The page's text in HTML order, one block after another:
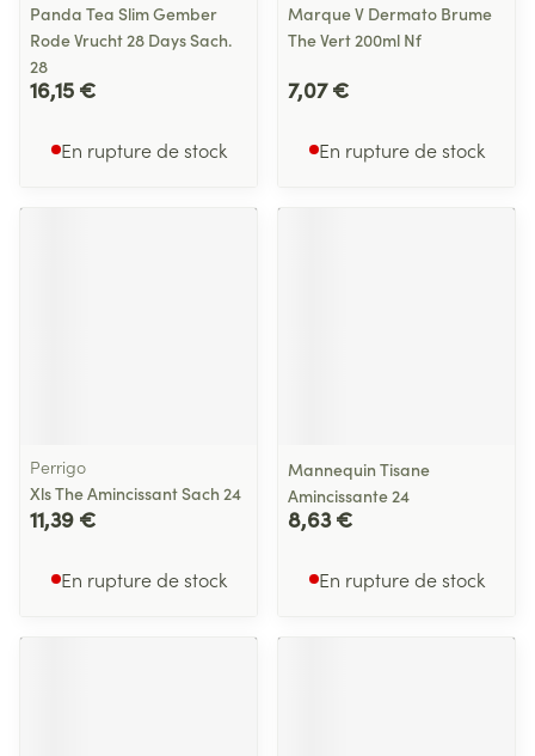
Panda Tea Slim Gember
Rode Vrucht 28 Days Sach.
28
16,15 €
En rupture de stock
Marque V Dermato Brume
The Vert 200ml Nf
7,07 €
En rupture de stock
Perrigo
Xls The Amincissant Sach 24
11,39 €
En rupture de stock
Mannequin Tisane
Amincissante 24
8,63 €
En rupture de stock